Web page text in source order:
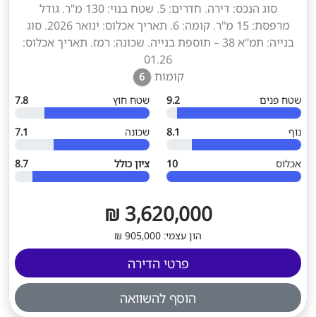
סוג הנכס: דירה. חדרים: 5. שטח בנוי: 130 מ"ר. גודל
מרפסת: 15 מ"ר. קומה: 6. תאריך אכלוס: ינואר 2026. סוג
בנייה: תמ"א 38 – תוספת בנייה. שכונה: רמז. תאריך אכלוס:
01.26
קומות
6
שטח פנים
9.2 שטח חוץ 7.8
נוף 8.1 שכונה 7.1
אכלוס 10 ציון כולל 8.7
3,620,000 ₪
הון עצמי: 905,000 ₪
פרטי הדירה
הוסף להשוואה